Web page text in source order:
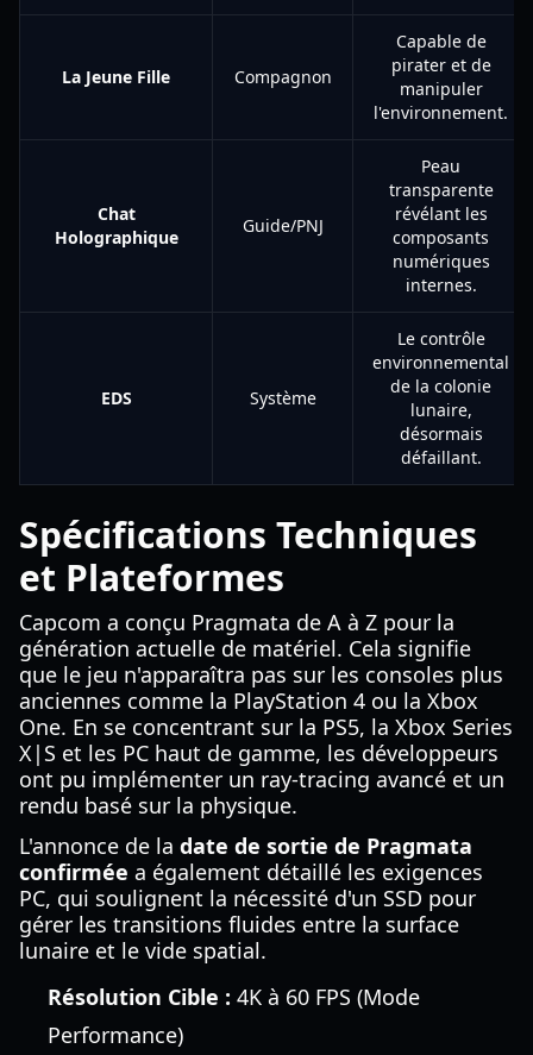
La Jeune Fille Compagnon
Capable de
pirater et de
manipuler
l'environnement.
Chat
Holographique
Guide/PNJ
Peau
transparente
révélant les
composants
numériques
internes.
EDS Système
Le contrôle
environnemental
de la colonie
lunaire,
désormais
défaillant.
Spécifications Techniques
et Plateformes
Capcom a conçu Pragmata de A à Z pour la
génération actuelle de matériel. Cela signifie
que le jeu n'apparaîtra pas sur les consoles plus
anciennes comme la PlayStation 4 ou la Xbox
One. En se concentrant sur la PS5, la Xbox Series
X|S et les PC haut de gamme, les développeurs
ont pu implémenter un ray-tracing avancé et un
rendu basé sur la physique.
L'annonce de la date de sortie de Pragmata
confirmée a également détaillé les exigences
PC, qui soulignent la nécessité d'un SSD pour
gérer les transitions fluides entre la surface
lunaire et le vide spatial.
Résolution Cible : 4K à 60 FPS (Mode
Performance)